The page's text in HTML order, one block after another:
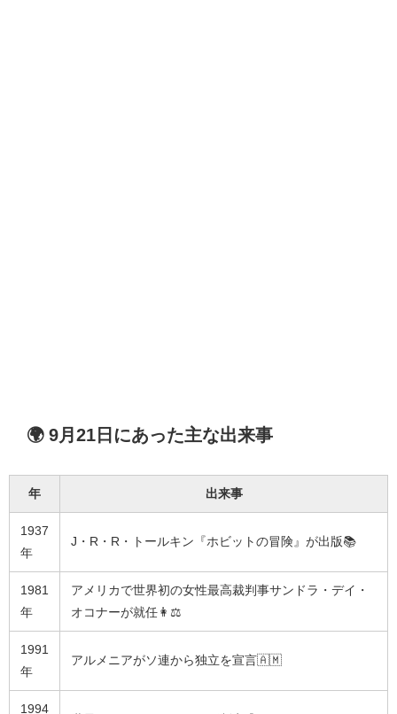
🌍 9月21日にあった主な出来事
年 出来事
1937
年
J・R・R・トールキン『ホビットの冒険』が出版📚
1981
年
アメリカで世界初の女性最高裁判事サンドラ・デイ・
オコナーが就任👩⚖️
1991
年
アルメニアがソ連から独立を宣言🇦🇲
1994